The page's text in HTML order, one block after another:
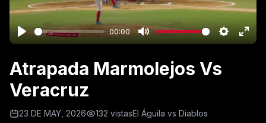
00:00
Atrapada Marmolejos Vs
Veracruz
23 DE MAY, 2026 132 vistasEl Águila vs Diablos